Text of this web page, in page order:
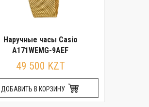
Наручные часы Casio
A171WEMG-9AEF
49 500 KZT
ДОБАВИТЬ В КОРЗИНУ